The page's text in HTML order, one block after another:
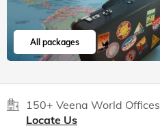
All packages
150+ Veena World Offices
Locate Us